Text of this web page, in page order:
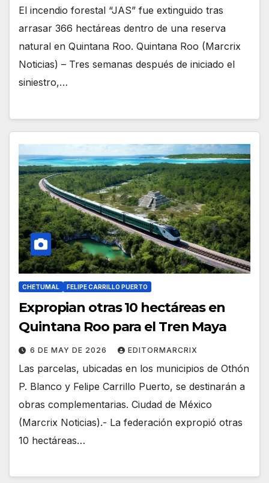
El incendio forestal “JAS” fue extinguido tras
arrasar 366 hectáreas dentro de una reserva
natural en Quintana Roo. Quintana Roo (Marcrix
Noticias) – Tres semanas después de iniciado el
siniestro,…
CHETUMAL FELIPE CARRILLO PUERTO
Expropian otras 10 hectáreas en
Quintana Roo para el Tren Maya
6 DE MAY DE 2026 EDITORMARCRIX
Las parcelas, ubicadas en los municipios de Othón
P. Blanco y Felipe Carrillo Puerto, se destinarán a
obras complementarias. Ciudad de México
(Marcrix Noticias).- La federación expropió otras
10 hectáreas…